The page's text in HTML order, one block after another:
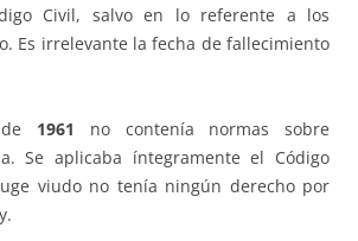
Civil, salvo en lo referente a los
Es irrelevante la fecha de fallecimiento
1961
no contenía normas sobre
Se aplicaba íntegramente el Código
viudo no tenía ningún derecho por